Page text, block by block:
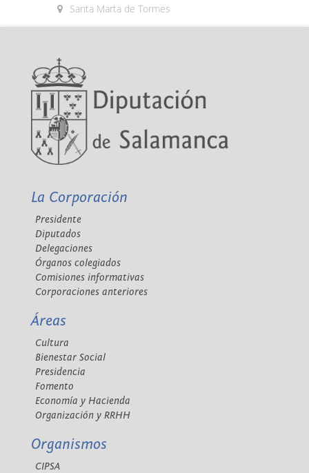
Santa Marta de Tormes
La Corporación
Presidente
Diputados
Delegaciones
Órganos colegiados
Comisiones informativas
Corporaciones anteriores
Áreas
Cultura
Bienestar Social
Presidencia
Fomento
Economía y Hacienda
Organización y RRHH
Organismos
CIPSA